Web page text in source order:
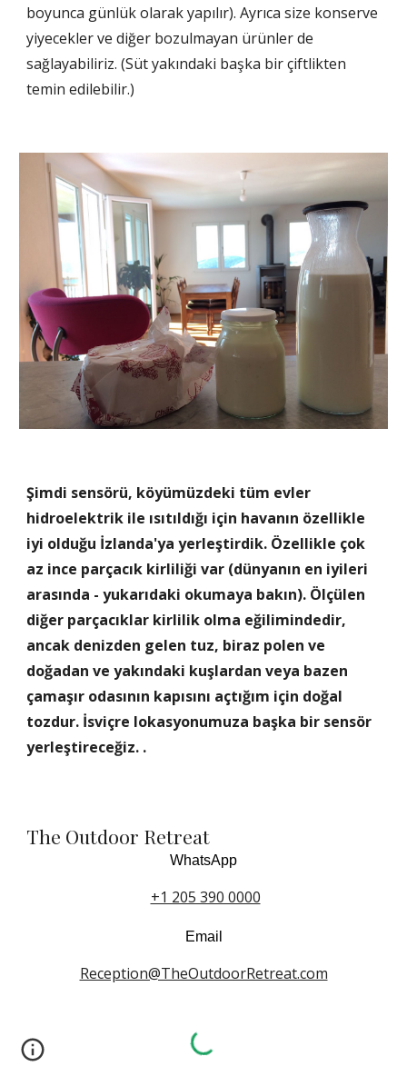
boyunca günlük olarak yapılır). Ayrıca size konserve
yiyecekler ve diğer bozulmayan ürünler de
sağlayabiliriz. (Süt yakındaki başka bir çiftlikten
temin edilebilir.)
Şimdi sensörü, köyümüzdeki tüm evler
hidroelektrik ile ısıtıldığı için havanın özellikle
iyi olduğu İzlanda'ya yerleştirdik. Özellikle çok
az ince parçacık kirliliği var (dünyanın en iyileri
arasında - yukarıdaki okumaya bakın). Ölçülen
diğer parçacıklar kirlilik olma eğilimindedir,
ancak denizden gelen tuz, biraz polen ve
doğadan ve yakındaki kuşlardan veya bazen
çamaşır odasının kapısını açtığım için doğal
tozdur. İsviçre lokasyonumuza başka bir sensör
yerleştireceğiz. .
The Outdoor Retreat
WhatsApp
+1 205 390 0000
Email
Reception@TheOutdoorRetreat.com